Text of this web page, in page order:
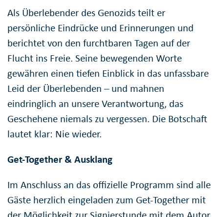
Als Überlebender des Genozids teilt er
persönliche Eindrücke und Erinnerungen und
berichtet von den furchtbaren Tagen auf der
Flucht ins Freie. Seine bewegenden Worte
gewähren einen tiefen Einblick in das unfassbare
Leid der Überlebenden – und mahnen
eindringlich an unsere Verantwortung, das
Geschehene niemals zu vergessen. Die Botschaft
lautet klar: Nie wieder.
Get-Together & Ausklang
Im Anschluss an das offizielle Programm sind alle
Gäste herzlich eingeladen zum Get-Together mit